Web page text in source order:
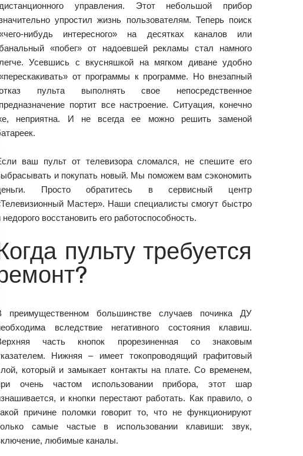
дистанционного управления. Этот небольшой прибор
упростил жизнь пользователям. Теперь поиск
нибудь интересного» на десятках каналов или
«побег» от надоевшей рекламы стал намного
легче. Усевшись с вкусняшкой на мягком диване удобно
от программы к программе. Но внезапный
пульта выполнять свое непосредственное
предназначение портит все настроение. Ситуация, конечно
неприятна. И не всегда ее можно решить заменой
ваш пульт от телевизора сломался, не спешите его
и покупать новый. Мы поможем вам сэкономить
Просто обратитесь в сервисный центр
Мастер». Наши специалисты смогут быстро
недорого восстановить его работоспособность.
пульту требуется
преимущественном большинстве случаев починка ДУ
вследствие негативного состояния клавиш.
часть кнопок прорезиненная со знаковым
Нижняя – имеет токопроводящий графитовый
который и замыкает контакты на плате. Со временем,
очень частом использовании прибора, этот шар
и кнопки перестают работать. Как правило, о
причине поломки говорит то, что не функционируют
самые частые в использовании клавиши: звук,
любимые каналы.